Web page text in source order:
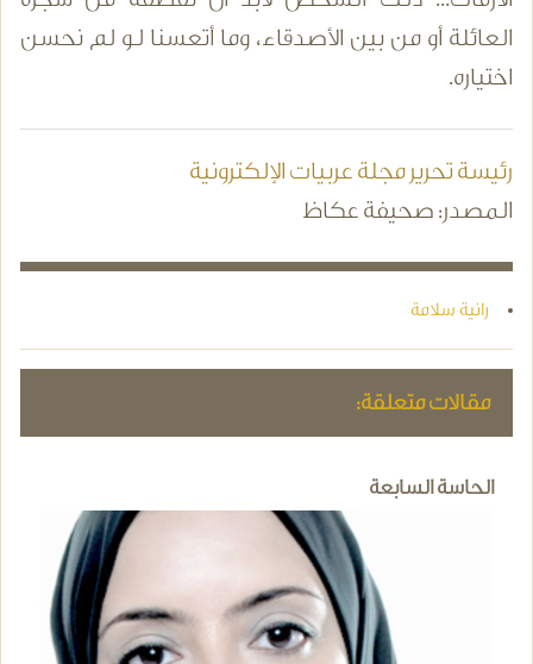
العائلة أو من بين الأصدقاء، وما أتعسنا لو لم نحسن
اختياره.
رئيسة تحرير مجلة عربيات الإلكترونية
المصدر: صحيفة عكاظ
رانية سلامة
مقالات متعلقة:
الحاسة السابعة